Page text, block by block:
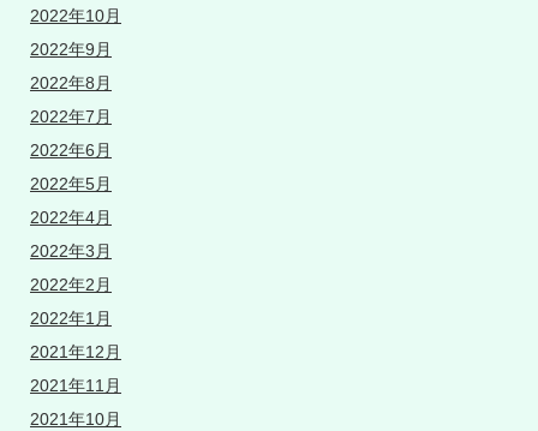
2022年10月
2022年9月
2022年8月
2022年7月
2022年6月
2022年5月
2022年4月
2022年3月
2022年2月
2022年1月
2021年12月
2021年11月
2021年10月